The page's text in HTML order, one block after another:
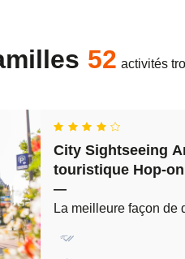
52 activités
City Sightseeing
touristique Hop-
—
La meilleure façon de